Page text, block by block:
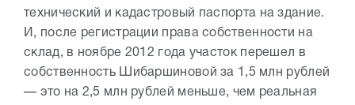
технический и кадастровый паспорта на здание.
И, после регистрации права собственности на
склад, в ноябре 2012 года участок перешел в
собственность Шибаршиновой за 1,5 млн рублей
— это на 2,5 млн рублей меньше, чем реальная